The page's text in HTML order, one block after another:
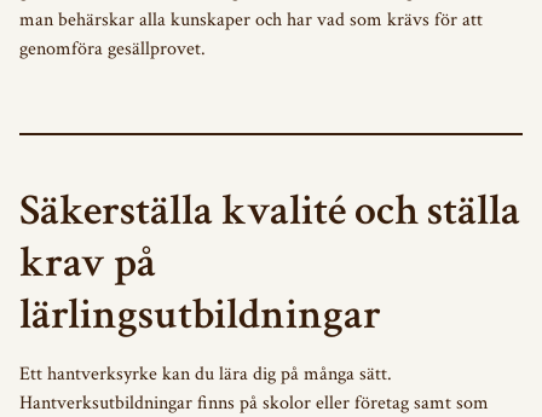
man behärskar alla kunskaper och har vad som krävs för att
genomföra gesällprovet.
Säkerställa kvalité och ställa
krav på
lärlingsutbildningar
Ett hantverksyrke kan du lära dig på många sätt.
Hantverksutbildningar finns på skolor eller företag samt som